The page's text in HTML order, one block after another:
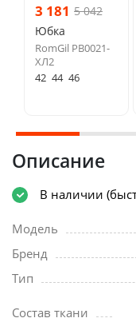
3 181 5 042
Юбка
RomGil РВ0021-
ХЛ2
42 44 46
Описание
В наличии
Модель
Бренд
Тип
Состав ткани